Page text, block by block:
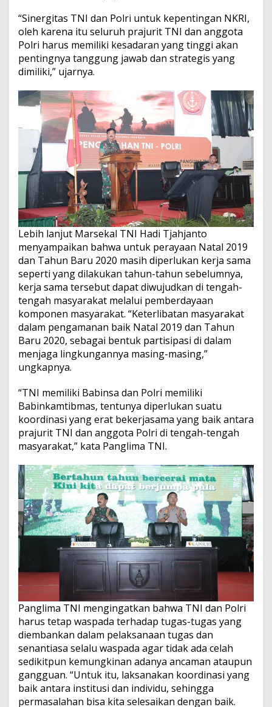
“Sinergitas TNI dan Polri untuk kepentingan NKRI,
oleh karena itu seluruh prajurit TNI dan anggota
Polri harus memiliki kesadaran yang tinggi akan
pentingnya tanggung jawab dan strategis yang
dimiliki,” ujarnya.
Lebih lanjut Marsekal TNI Hadi Tjahjanto
menyampaikan bahwa untuk perayaan Natal 2019
dan Tahun Baru 2020 masih diperlukan kerja sama
seperti yang dilakukan tahun-tahun sebelumnya,
kerja sama tersebut dapat diwujudkan di tengah-
tengah masyarakat melalui pemberdayaan
komponen masyarakat. “Keterlibatan masyarakat
dalam pengamanan baik Natal 2019 dan Tahun
Baru 2020, sebagai bentuk partisipasi di dalam
menjaga lingkungannya masing-masing,”
ungkapnya.
“TNI memiliki Babinsa dan Polri memiliki
Babinkamtibmas, tentunya diperlukan suatu
koordinasi yang erat bekerjasama yang baik antara
prajurit TNI dan anggota Polri di tengah-tengah
masyarakat,” kata Panglima TNI.
Panglima TNI mengingatkan bahwa TNI dan Polri
harus tetap waspada terhadap tugas-tugas yang
diembankan dalam pelaksanaan tugas dan
senantiasa selalu waspada agar tidak ada celah
sedikitpun kemungkinan adanya ancaman ataupun
gangguan. “Untuk itu, laksanakan koordinasi yang
baik antara institusi dan individu, sehingga
permasalahan bisa kita selesaikan dengan baik.